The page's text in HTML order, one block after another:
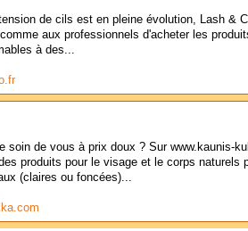
de cils est en pleine évolution, Lash &
aux professionnels d'acheter les
à des...
soin de vous à prix doux ? Sur www.kaunis-
produits pour le visage et le corps naturels
(claires ou foncées)...